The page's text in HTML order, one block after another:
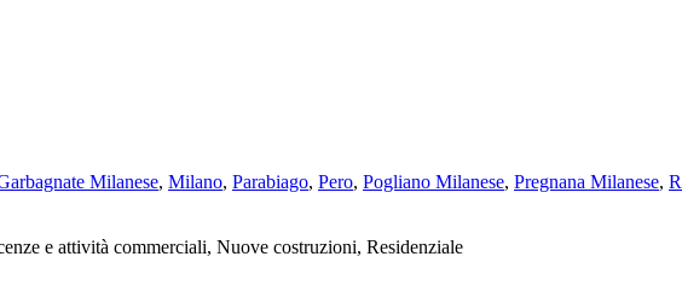
Milanese, Milano, Parabiago, Pero, Pogliano Milanese, Pregnana Milanese,
e attività commerciali, Nuove costruzioni, Residenziale